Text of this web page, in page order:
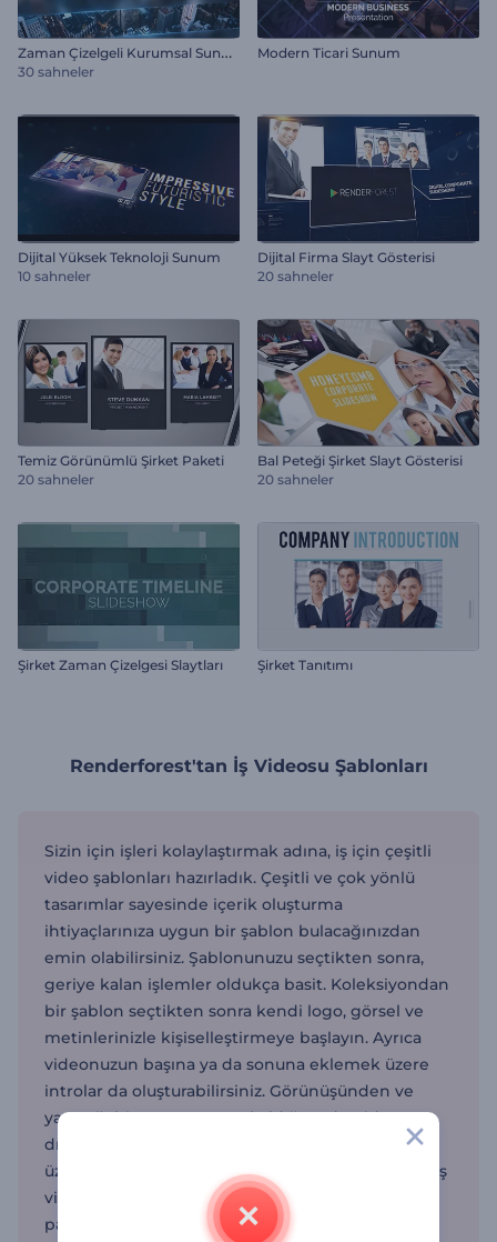
Z
aman Çizelgeli Kurumsal Sunum
30 sahneler
Modern Ticari Sunum
Dijital Yüksek Teknoloji Sunum
10 sahneler
Dijital Firma Slayt Gösterisi
20 sahneler
Temiz Görünümlü Şirket Paketi
20 sahneler
Bal Peteği Şirket Slayt Gösterisi
20 sahneler
Şirket Zaman Çizelgesi Slaytları Şirket Tanıtımı
Renderforest'tan İş Videosu Şablonları
Sizin için işleri kolaylaştırmak adına, iş için çeşitli
video şablonları hazırladık. Çeşitli ve çok yönlü
tasarımlar sayesinde içerik oluşturma
ihtiyaçlarınıza uygun bir şablon bulacağınızdan
emin olabilirsiniz. Şablonunuzu seçtikten sonra,
geriye kalan işlemler oldukça basit. Koleksiyondan
bir şablon seçtikten sonra kendi logo, görsel ve
metinlerinizle kişiselleştirmeye başlayın. Ayrıca
videonuzun başına ya da sonuna eklemek üzere
introlar da oluşturabilirsiniz. Görünüşünden ve
yarattığı histen memnun kaldığınızda, videoyu
dışa aktarın veya doğrudan Renderforest
üzerinden sosyal medya videosu olarak paylaşın. İş
videosu şablonları; küçük işletmeler,
pazarlamacılar ve girişimcilerin yanı sıra izleyiciyi